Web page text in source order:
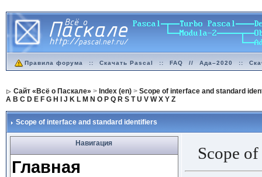
Правила форума :: Скачать Pascal :: FAQ // Ада–2020 ::
Сайт «Всё о Паскале» > Index (en)> Scope of interface and standard
A B C D E F G H J K L M N O P Q R S T U V W X Y Z
Scope of interface and standard identifiers
Навигация
Главная
Scope